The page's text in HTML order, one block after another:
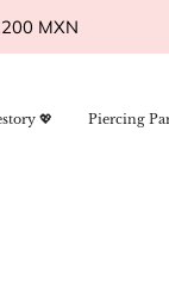
MXN
💖 Piercing